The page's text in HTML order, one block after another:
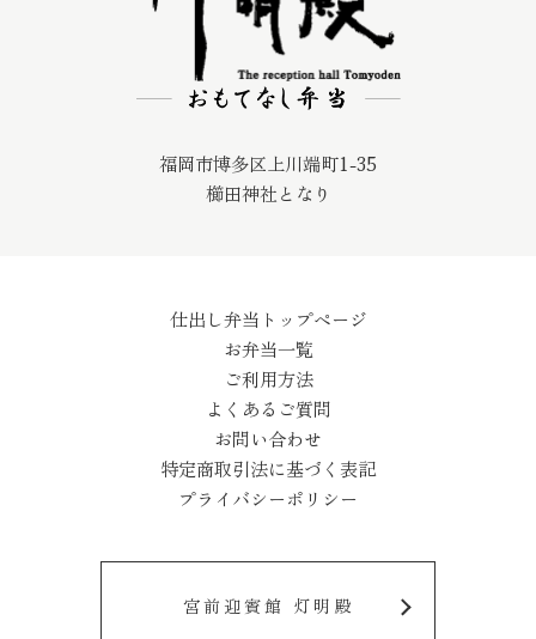
福岡市博多区上川端町1-35
櫛田神社となり
仕出し弁当トップページ
お弁当一覧
ご利用方法
よくあるご質問
お問い合わせ
特定商取引法に基づく表記
プライバシーポリシー
宮前迎賓館 灯明殿